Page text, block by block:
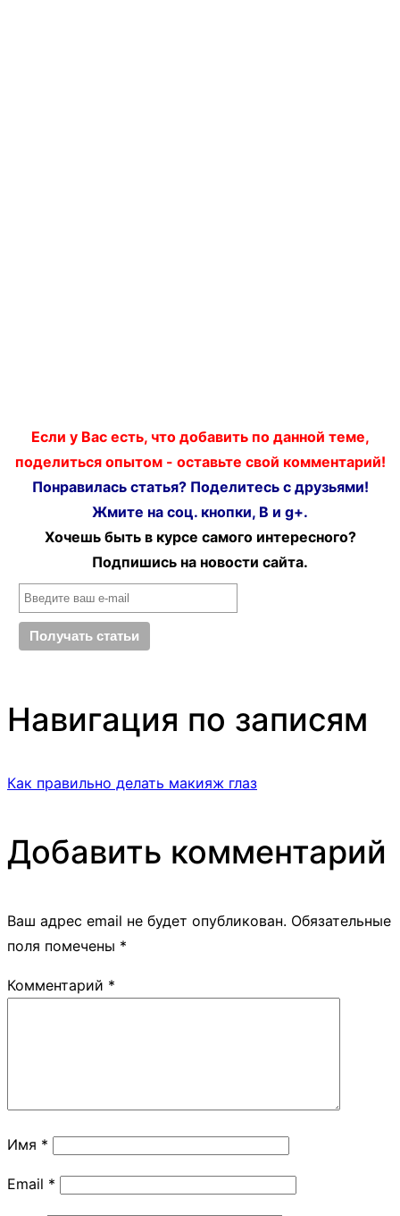
Если у Вас есть, что добавить по данной теме,
поделиться опытом - оставьте свой комментарий!
Понравилась статья? Поделитесь с друзьями!
Жмите на соц. кнопки, В и g+.
Хочешь быть в курсе самого интересного?
Подпишись на новости сайта.
Навигация по записям
Как правильно делать макияж глаз
Добавить комментарий
Ваш адрес email не будет опубликован. Обязательные
поля помечены *
Комментарий *
Имя *
Email *